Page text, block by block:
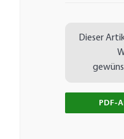
xDieser
PDF-